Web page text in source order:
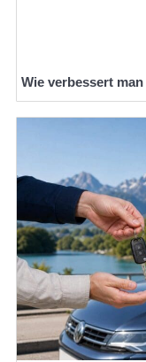
Wie verbessert